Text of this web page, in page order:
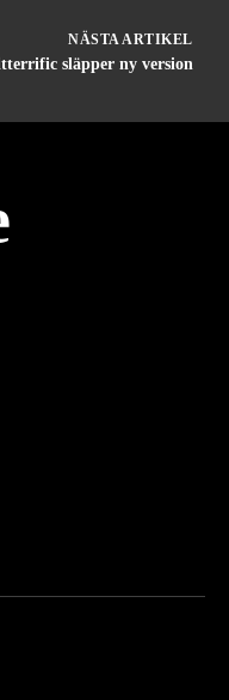
NÄSTA ARTIKEL
släpper ny version